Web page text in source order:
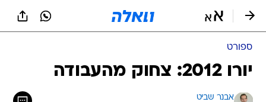
ספורט
יורו 2012: צחוק מהעבודה
אבנר שביט